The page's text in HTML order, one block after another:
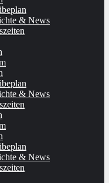
& News
& News
& News